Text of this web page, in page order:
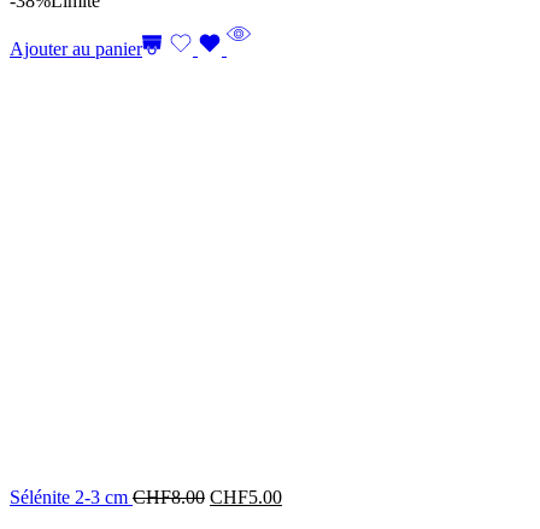
Ajouter au panier
Sélénite 2-3 cm CHF8.00 CHF5.00